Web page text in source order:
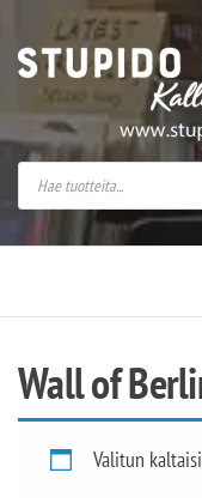
Stupido
Wall of
Valitun